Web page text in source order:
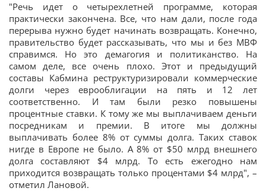
"Речь идет о четырехлетней программе, которая
практически закончена. Все, что нам дали, после года
перерыва нужно будет начинать возвращать. Конечно,
правительство будет рассказывать, что мы и без МВФ
справимся. Но это демагогия и политиканство. На
самом деле, все очень плохо. Этот и предыдущий
составы Кабмина реструктуризировали коммерческие
долги через еврооблигации на пять и 12 лет
соответственно. И там были резко повышены
процентные ставки. К тому же мы выплачиваем деньги
посредникам и премии. В итоге мы должны
выплачивать более 8% от суммы долга. Таких ставок
нигде в Европе не было. А 8% от $50 млрд внешнего
долга составляют $4 млрд. То есть ежегодно нам
приходится возвращать только процентами $4 млрд", –
отметил Лановой.